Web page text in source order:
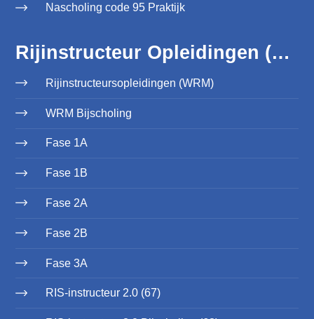
Nascholing code 95 Praktijk
Rijinstructeur Opleidingen (WRM)
Rijinstructeursopleidingen (WRM)
WRM Bijscholing
Fase 1A
Fase 1B
Fase 2A
Fase 2B
Fase 3A
RIS-instructeur 2.0 (67)